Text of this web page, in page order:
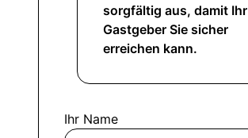
sorgfältig aus, damit Ihr
Gastgeber Sie sicher
erreichen kann.
Ihr Name